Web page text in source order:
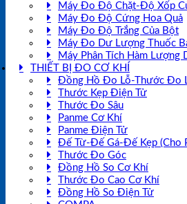
Máy Đo Độ Chặt-Độ Xốp
Máy Đo Độ Cứng Hoa Quả
Máy Đo Độ Trắng Của Bột
Máy Đo Dư Lượng Thuốc
Máy Phân Tích Hàm
THIẾT BỊ ĐO CƠ KHÍ
Đồng Hồ Đo Lỗ-Thước Đo
Thước Kẹp Điện Tử
Thước Đo Sâu
Panme Cơ Khí
Panme Điện Tử
Đế Từ-Đế Gá-Đế Kẹp (Cho
Thước Đo Góc
Đồng Hồ So Cơ Khí
Thước Đo Cao Cơ Khí
Đồng Hồ So Điện Tử